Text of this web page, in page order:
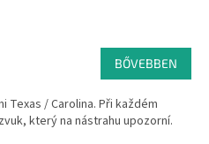
BŐVEBBEN
/ Carolina. Při každém
který na nástrahu upozorní.